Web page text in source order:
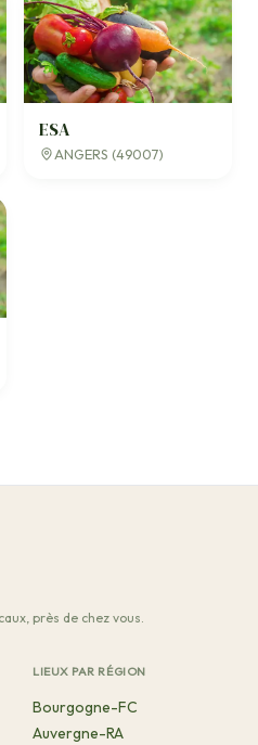
ESA
ANGERS (49007)
près de chez vous.
LIEUX PAR RÉGION
Bourgogne-FC
Auvergne-RA